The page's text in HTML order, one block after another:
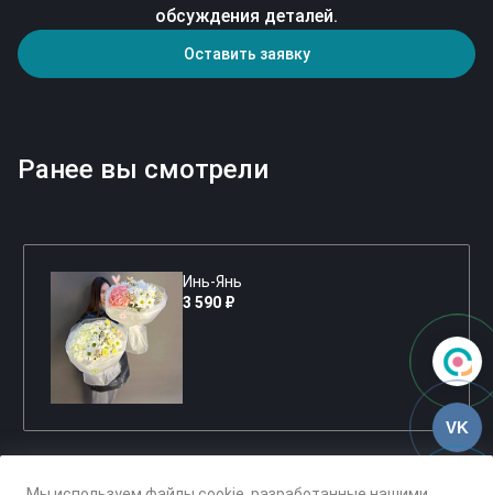
VK
обсуждения деталей.
Оставить заявку
Ранее вы смотрели
Инь-Янь
3 590 ₽